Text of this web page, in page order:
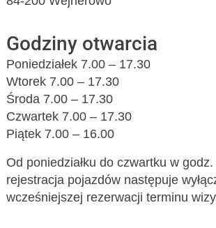
Godziny otwarcia
Poniedziałek 7.00 – 17.30
Wtorek 7.00 – 17.30
Środa 7.00 – 17.30
Czwartek 7.00 – 17.30
Piątek 7.00 – 16.00
Od poniedziałku do czwartku w
rejestracja pojazdów następuje
wcześniejszej rezerwacji terminu